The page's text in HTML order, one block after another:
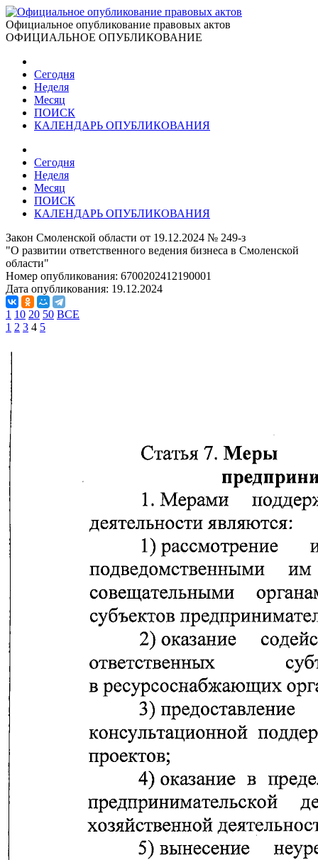
Официальное опубликование правовых актов
ОФИЦИАЛЬНОЕ ОПУБЛИКОВАНИЕ
Сегодня
Неделя
Месяц
ПОИСК
КАЛЕНДАРЬ ОПУБЛИКОВАНИЯ
Сегодня
Неделя
Месяц
ПОИСК
КАЛЕНДАРЬ ОПУБЛИКОВАНИЯ
Закон Смоленской области от 19.12.2024 № 249-з
"О развитии ответственного ведения бизнеса в Смоленской
области"
Номер опубликования: 6700202412190001
Дата опубликования: 19.12.2024
1 10 20 50 ВСЕ
1 2 3 4 5